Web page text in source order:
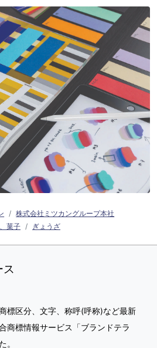
株式会社ミツカングループ本社
菓子
ぎょうざ
ス
標区分、文字、称呼(呼称)など最新
商標情報サービス「ブランドテラ
。